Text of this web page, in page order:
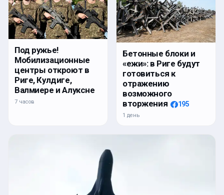
Под ружье!
Мобилизационные
центры откроют в
Риге, Кулдиге,
Валмиере и Алуксне
7 часов
Бетонные блоки и
«ежи»: в Риге будут
готовиться к
отражению
возможного
вторжения
195
1 день